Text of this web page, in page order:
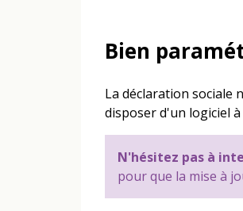
Bien
La déclaration sociale
disposer d'un logiciel
N'hésitez pas à
pour que la mise à